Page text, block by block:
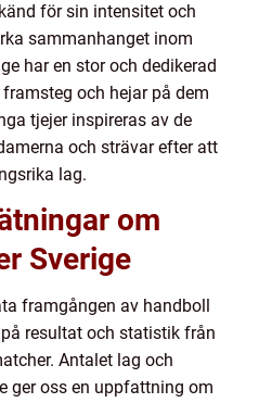
för sin intensitet och
sammanhanget inom
har en stor och dedikerad
och hejar på dem
tjejer inspireras av de
och strävar efter att
lag.
om
Sverige
framgången av handboll
resultat och statistik från
Antalet lag och
ger oss en uppfattning om